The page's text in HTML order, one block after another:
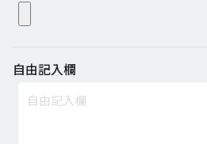
自由記入欄